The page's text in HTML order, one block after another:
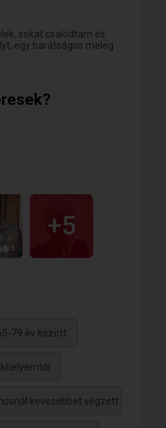
sokat csalódtam és
egy barátságos meleg
5
+5
79 év között
kevesebbet végzett